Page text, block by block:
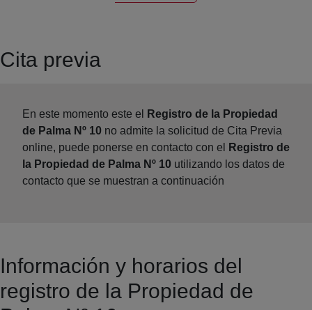
Cita previa
En este momento este el
Registro de la Propiedad
de Palma Nº 10 no admite la solicitud de Cita Previa
online, puede ponerse en contacto con el
Registro de
la Propiedad de Palma Nº 10 utilizando los datos de
contacto que se muestran a continuación
Información y horarios del
registro de la Propiedad de